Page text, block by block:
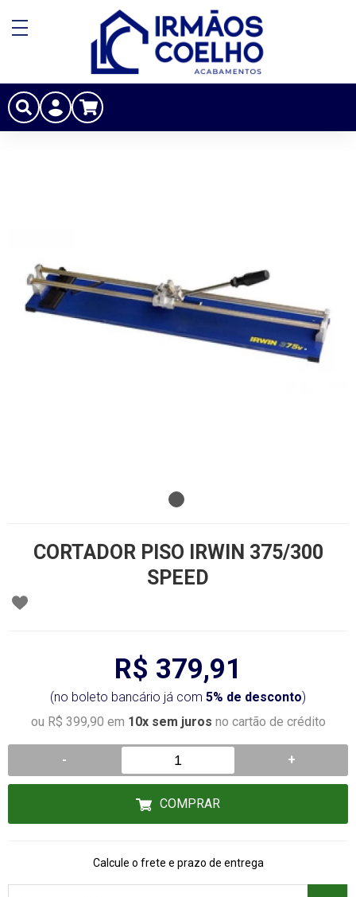
CORTADOR PISO IRWIN 375/300
SPEED
R$ 379,91
(no boleto bancário já com 5% de desconto)
ou R$ 399,90 em 10x sem juros no cartão de crédito
- +
COMPRAR
Calcule o frete e prazo de entrega